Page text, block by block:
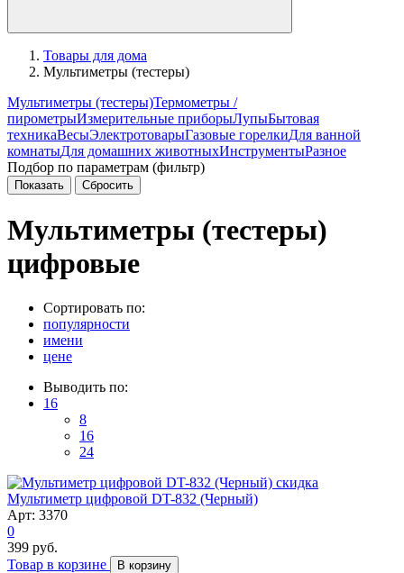
Товары для дома
Мультиметры (тестеры)
Мультиметры (тестеры)Термометры /
пирометрыИзмерительные приборыЛупыБытовая
техникаВесыЭлектротоварыГазовые горелкиДля ванной
комнатыДля домашних животныхИнструментыРазное
Подбор по параметрам (фильтр)
Мультиметры (тестеры)
цифровые
Сортировать по:
популярности
имени
цене
Выводить по:
16
8
16
24
скидка
Мультиметр цифровой DT-832 (Черный)
Арт: 3370
0
399 руб.
Товар в корзине
В корзину